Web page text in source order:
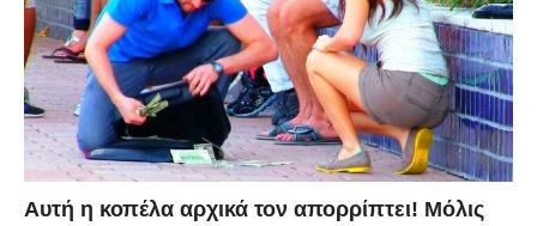
Αυτή η κοπέλα αρχικά τον απορρίπτει! Μόλις